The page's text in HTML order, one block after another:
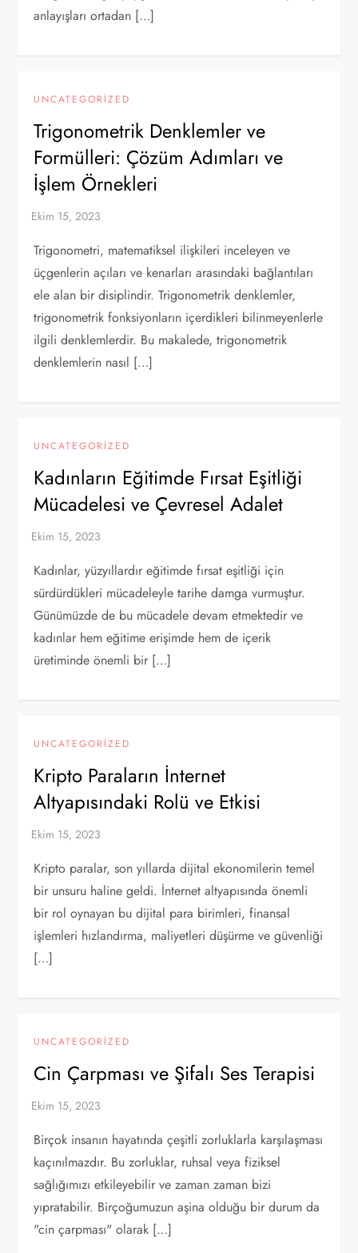
anlayışları ortadan […]
UNCATEGORIZED
Trigonometrik Denklemler ve
Formülleri: Çözüm Adımları ve
İşlem Örnekleri
Trigonometri, matematiksel ilişkileri inceleyen ve
üçgenlerin açıları ve kenarları arasındaki bağlantıları
ele alan bir disiplindir. Trigonometrik denklemler,
trigonometrik fonksiyonların içerdikleri bilinmeyenlerle
ilgili denklemlerdir. Bu makalede, trigonometrik
denklemlerin nasıl […]
UNCATEGORIZED
Kadınların Eğitimde Fırsat Eşitliği
Mücadelesi ve Çevresel Adalet
Kadınlar, yüzyıllardır eğitimde fırsat eşitliği için
sürdürdükleri mücadeleyle tarihe damga vurmuştur.
Günümüzde de bu mücadele devam etmektedir ve
kadınlar hem eğitime erişimde hem de içerik
üretiminde önemli bir […]
UNCATEGORIZED
Kripto Paraların İnternet
Altyapısındaki Rolü ve Etkisi
Kripto paralar, son yıllarda dijital ekonomilerin temel
bir unsuru haline geldi. İnternet altyapısında önemli
bir rol oynayan bu dijital para birimleri, finansal
işlemleri hızlandırma, maliyetleri düşürme ve güvenliği
[…]
UNCATEGORIZED
Cin Çarpması ve Şifalı Ses Terapisi
Birçok insanın hayatında çeşitli zorluklarla karşılaşması
kaçınılmazdır. Bu zorluklar, ruhsal veya fiziksel
sağlığımızı etkileyebilir ve zaman zaman bizi
yıpratabilir. Birçoğumuzun aşina olduğu bir durum da
"cin çarpması" olarak […]